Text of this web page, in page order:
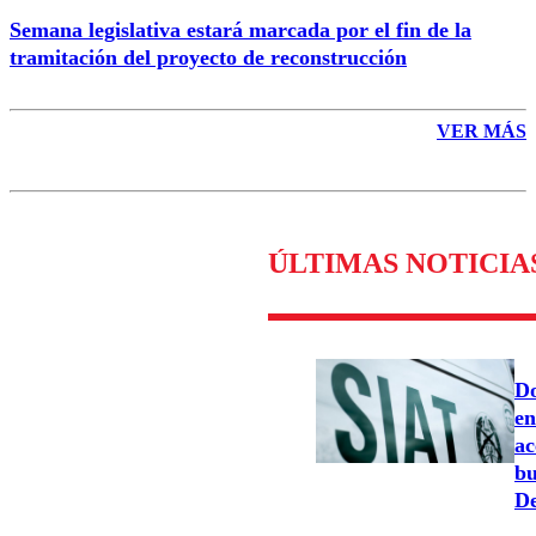
Semana legislativa estará marcada por el fin de la
tramitación del proyecto de reconstrucción
VER MÁS
ÚLTIMAS